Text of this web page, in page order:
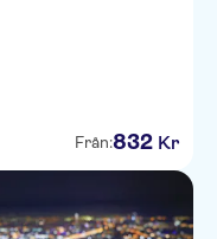
Från:832 Kr